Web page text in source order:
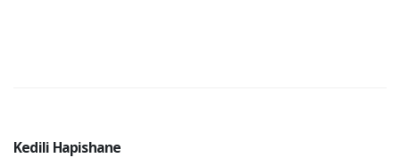
Kedili Hapishane